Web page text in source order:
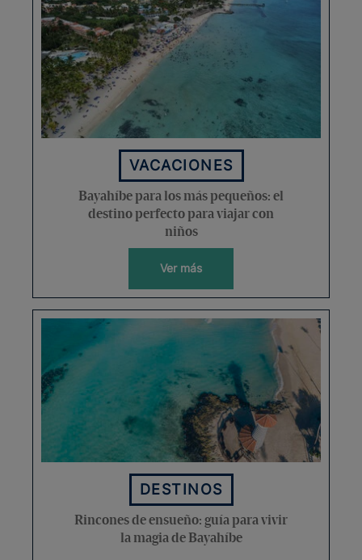
VACACIONES
Bayahíbe para los más pequeños: el
destino perfecto para viajar con
niños
Ver más
DESTINOS
Rincones de ensueño: guía para vivir
la magia de Bayahíbe